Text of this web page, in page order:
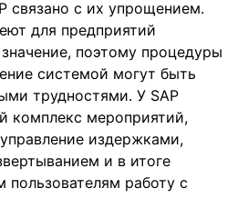
связано с их упрощением.
для предприятий
поэтому процедуры
системой могут быть
трудностями. У SAP
комплекс мероприятий,
издержками,
и в итоге
пользователям работу с